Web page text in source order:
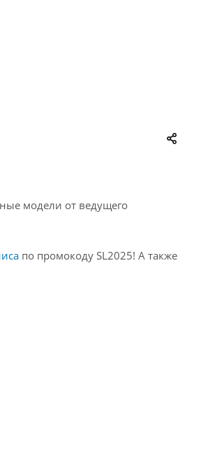
модели от ведущего
по промокоду SL2025! А также